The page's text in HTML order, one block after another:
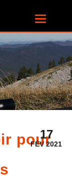
Toggle
pour
17
FÉV 2021